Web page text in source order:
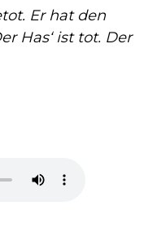
Er hat den
Has‘ ist tot. Der